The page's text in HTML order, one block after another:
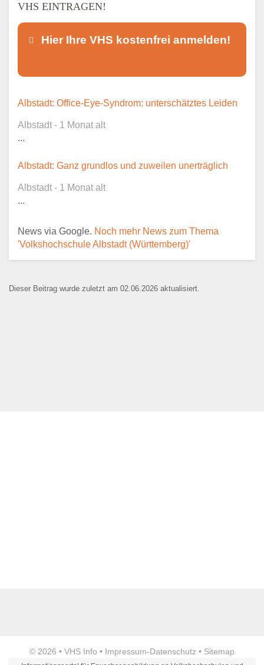
VHS EINTRAGEN!
Hier Ihre VHS kostenfrei anmelden!
Dieser Teil dient lediglich zur
öffentlich sichtbar.
Ansprechpartner
E-Mail*
Fax
Albstadt: Office-Eye-Syndrom: unterschätztes Leiden
Albstadt - 1 Monat alt
...
Albstadt: Ganz grundlos und zuweilen unerträglich
Albstadt - 1 Monat alt
...
News via Google. Noch mehr News zum Thema
'Volkshochschule Albstadt (Württemberg)'
Dieser Beitrag wurde zuletzt am 02.06.2026 aktualisiert.
© 2026 • VHS Info • Impressum-Datenschutz • Sitemap